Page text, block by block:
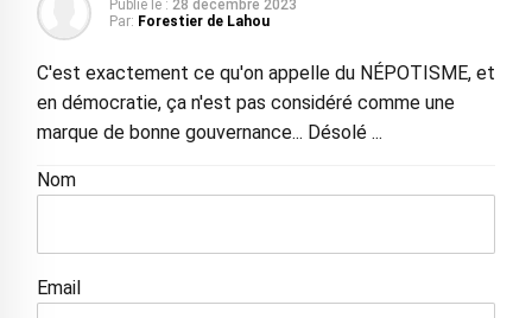
Publié le : 28 décembre 2023
Par: Forestier de Lahou
C'est exactement ce qu'on appelle du NÉPOTISME, et
en démocratie, ça n'est pas considéré comme une
marque de bonne gouvernance... Désolé ...
Nom
Email